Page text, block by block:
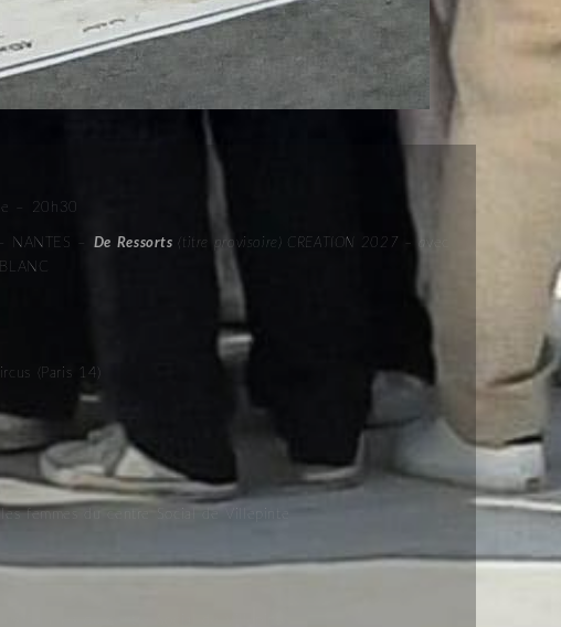
– 20h30
NANTES – De Ressorts (titre provisoire) CREATION 2027 – a
(Paris 14)
femmes du centre Social de Villepinte